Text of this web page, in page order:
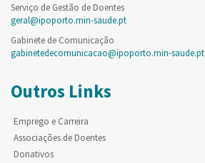
Serviço de Gestão de Doentes
geral@ipoporto.min-saude.pt
Gabinete de Comunicação
gabinetedecomunicacao@ipoporto.min-saude.pt
Outros Links
Emprego e Carreira
Associações de Doentes
Donativos